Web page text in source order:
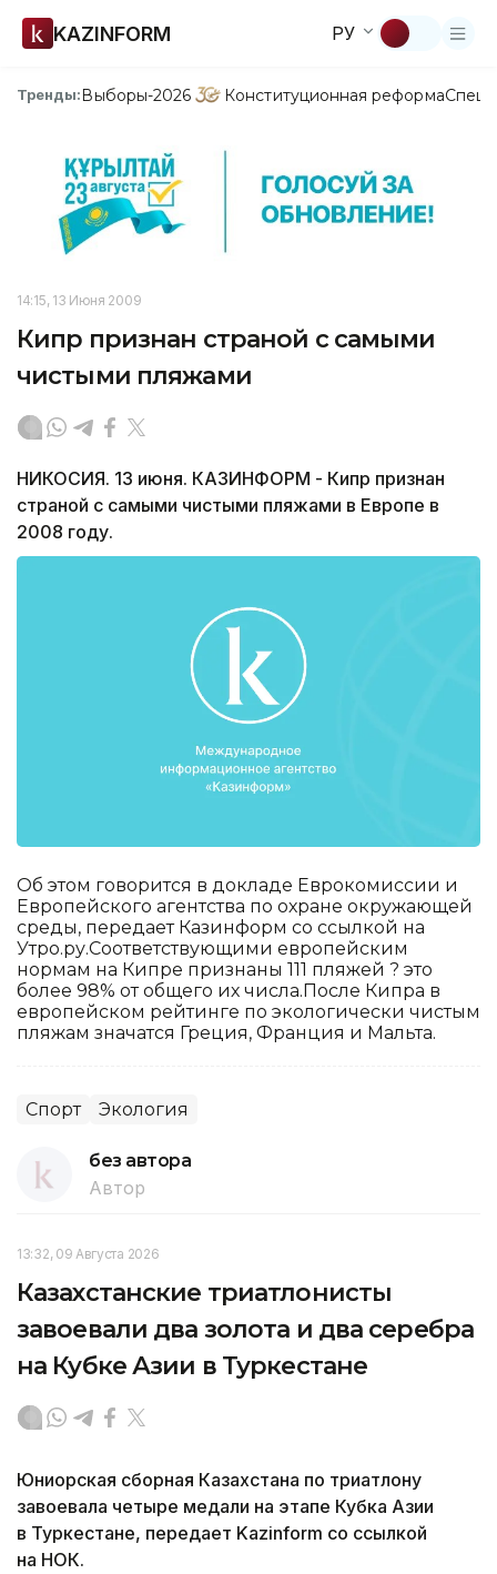
KAZINFORM РУ
Тренды:Выборы-2026 Конституционная реформа
14:15, 13 Июня 2009
Кипр признан страной с самыми
чистыми пляжами
НИКОСИЯ. 13 июня. КАЗИНФОРМ - Кипр признан
страной с самыми чистыми пляжами в Европе в
2008 году.
Об этом говорится в докладе Еврокомиссии и
Европейского агентства по охране окружающей
среды, передает Казинформ со ссылкой на
Утро.ру.Соответствующими европейским
нормам на Кипре признаны 111 пляжей ? это
более 98% от общего их числа.После Кипра в
европейском рейтинге по экологически чистым
пляжам значатся Греция, Франция и Мальта.
Спорт Экология
без автора
Автор
13:32, 09 Августа 2026
Казахстанские триатлонисты
завоевали два золота и два серебра
на Кубке Азии в Туркестане
Юниорская сборная Казахстана по триатлону
завоевала четыре медали на этапе Кубка Азии
в Туркестане, передает Kazinform со ссылкой
на НОК.